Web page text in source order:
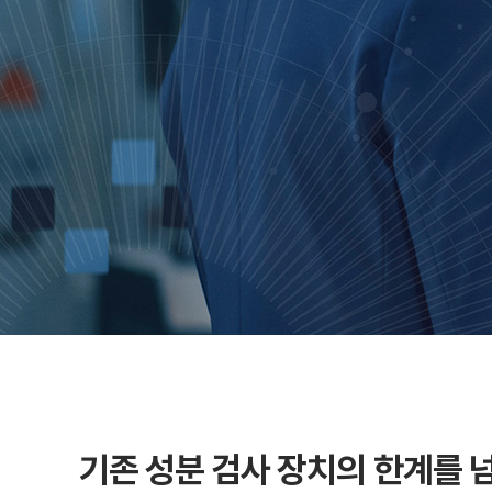
기존 성분 검사 장치의 한계를